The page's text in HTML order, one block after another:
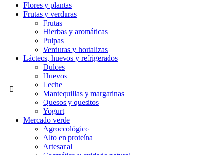
Flores y plantas
Frutas y verduras
Frutas
Hierbas y aromáticas
Pulpas
Verduras y hortalizas
Lácteos, huevos y refrigerados
Dulces
Huevos
Leche
Mantequillas y margarinas
Quesos y quesitos
Yogurt
Mercado verde
Agroecológico
Alto en proteína
Artesanal